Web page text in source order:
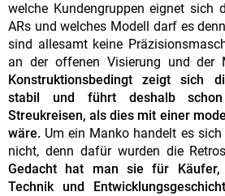
welche Kundengruppen eignet sich
ARs und welches Modell darf es
sind allesamt keine
an der offenen Visierung und der
Konstruktionsbedingt zeigt sich
stabil und führt deshalb
Streukreisen, als dies mit einer
wäre. Um ein Manko handelt es
nicht, denn dafür wurden die
Gedacht hat man sie für
Technik und